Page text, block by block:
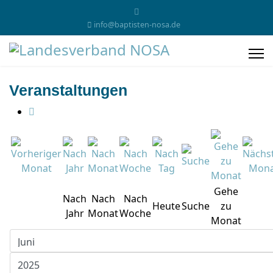
info@baptisten-nosa.de
Veranstaltungen
Nach
Jahr
Nach
Monat
Nach
Woche
HeuteSuche
Gehe
zu
Monat